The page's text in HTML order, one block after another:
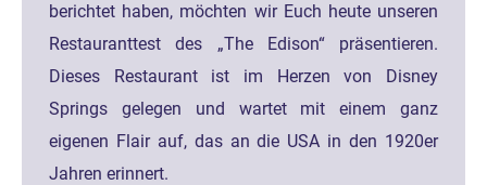
berichtet haben, möchten wir Euch heute unseren
Restauranttest des „The Edison“ präsentieren.
Dieses Restaurant ist im Herzen von Disney
Springs gelegen und wartet mit einem ganz
eigenen Flair auf, das an die USA in den 1920er
Jahren erinnert.